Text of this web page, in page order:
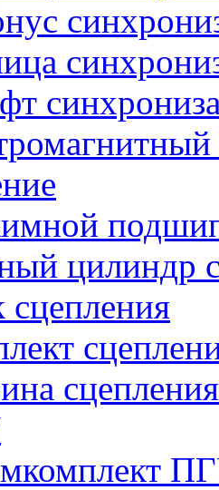
цилиндр
сцепления
сцепления